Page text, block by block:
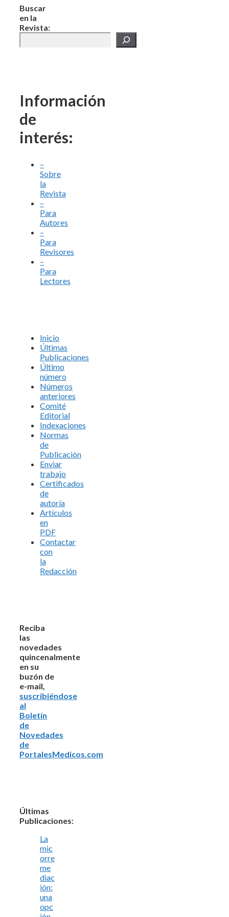
Buscar
en la
Revista:
Información
de
interés:
–
Sobre
la
Revista
–
Para
Autores
–
Para
Revisores
–
Para
Lectores
Inicio
Últimas
Publicaciones
Último
número
Números
anteriores
Comité
Editorial
Indexaciones
Normas
de
Publicación
Enviar
trabajo
Certificados
de
autoría
Artículos
en
PDF
Contactar
con
la
Redacción
Reciba
las
novedades
quincenalmente
en su
buzón de
e-mail,
suscribiéndose
al
Boletín
de
Novedades
de
PortalesMedicos.com
Últimas
Publicaciones:
La
mic
orre
me
diac
ión:
una
opc